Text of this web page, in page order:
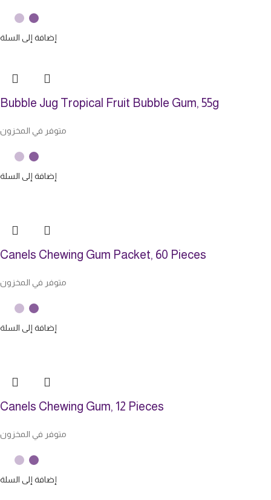
إضافة إلى السلة
Bubble Jug Tropical Fruit Bubble Gum, 55g
متوفر في المخزون
إضافة إلى السلة
Canels Chewing Gum Packet, 60 Pieces
متوفر في المخزون
إضافة إلى السلة
Canels Chewing Gum, 12 Pieces
متوفر في المخزون
إضافة إلى السلة